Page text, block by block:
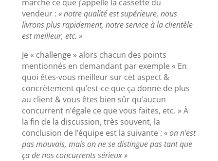
marche ce que j’appelle la cassette du
vendeur : « notre qualité est supérieure, nous
livrons plus rapidement, notre service à la clientèle
est meilleur, etc. »
Je « challenge » alors chacun des points
mentionnés en demandant par exemple « En
quoi êtes-vous meilleur sur cet aspect &
concrètement qu’est-ce que ça donne de plus
au client & vous êtes bien sûr qu’aucun
concurrent n’égale ce que vous faites, etc. » À
la fin de la discussion, très souvent, la
conclusion de l’équipe est la suivante : « on n’est
pas mauvais, mais on ne se distingue pas tant que
ça de nos concurrents sérieux »